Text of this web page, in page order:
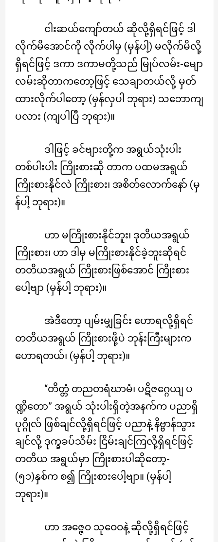
ငါးဆယ်ကျော်တယ် ဆိုလို့ရှိရင်ဖြင့် ဒါ
လိုက်မိအောင်ကို လိုက်ပါမှ (မှန်ပါ့) မလိုက်မိလို့
ရှိရင်ဖြင့် ဒကာ ဒကာမတို့သည် မြုပ်လမ်း-မျော
လမ်းဆိုတာကတော့ဖြင့် သေချာတယ်လို့ မှတ်
ထားလိုက်ပါတော့ (မှန်လှပါ ဘုရား) သဘောကျ
ပလား (ကျပါပြီ ဘုရား)။
ဒါဖြင့် ခင်ဗျားတို့က အရွယ်သုံးပါး
တစ်ပါးပါး ကြိုးစားဆို တာက ပထမအရွယ်
ကြိုးစားနိုင်လဲ ကြိုးစား၊ အစိတ်လောက်နော် (မှ
န်ပါ့ ဘုရား)။
ဟာ မကြိုးစားနိုင်ဘူး၊ ဒုတိယအရွယ်
ကြိုးစား၊ ဟာ ဒါမှ မကြိုးစားနိုင်ခဲ့ဘူးဆိုရင်
တတိယအရွယ် ကြိုးစားဖြစ်အောင် ကြိုးစား
ပေါ့ဗျာ (မှန်ပါ့ ဘုရား)။
အဲဒီတော့ ပျမ်းမျှခြင်း ဟောရလို့ရှိရင်
တတိယအရွယ် ကြိုးစားဖို့ပဲ ဘုန်းကြီးများက
ဟောရတယ်၊ (မှန်ပါ့ ဘုရား)။
“တိတ္တံ တညတရံဃာမံ၊ ပဋိဇဂ္ဂေယျ ပ
ဏ္ဍိတော” အရွယ် သုံးပါးရှိတဲ့အနက်က ပညာရှိ
ပုဂ္ဂိုလ် ဖြစ်ချင်လို့ရှိရင်ဖြင့် ပညာနဲ့ နိဗ္ဗာန်သွား
ချင်လို့ ဒုက္ခခပ်သိမ်း ငြိမ်းချင်ကြလို့ရှိရင်ဖြင့်
တတိယ အရွယ်မှာ ကြိုးစားပါဆိုတော့-
(၅၁)နှစ်က စ၍ ကြိုးစားပေါ့ဗျာ။ (မှန်ပါ့
ဘုရား)။
ဟာ အဇ္ဇေဝ သုဝေဝနဲ့ ဆိုလို့ရှိရင်ဖြင့်